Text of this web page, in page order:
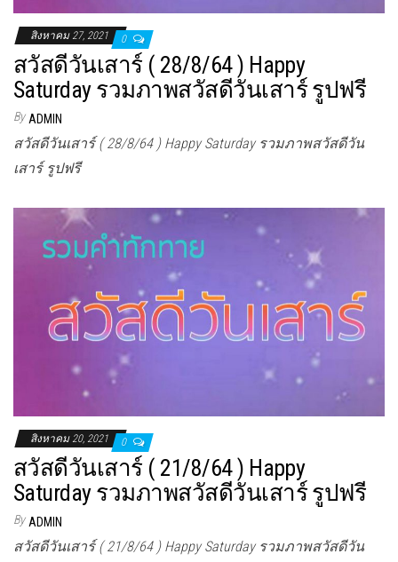
สิงหาคม 27, 2021 0
สวัสดีวันเสาร์ ( 28/8/64 ) Happy
Saturday รวมภาพสวัสดีวันเสาร์ รูปฟรี
By ADMIN
สวัสดีวันเสาร์ ( 28/8/64 ) Happy Saturday รวมภาพสวัสดีวัน
เสาร์ รูปฟรี
สิงหาคม 20, 2021 0
สวัสดีวันเสาร์ ( 21/8/64 ) Happy
Saturday รวมภาพสวัสดีวันเสาร์ รูปฟรี
By ADMIN
สวัสดีวันเสาร์ ( 21/8/64 ) Happy Saturday รวมภาพสวัสดีวัน